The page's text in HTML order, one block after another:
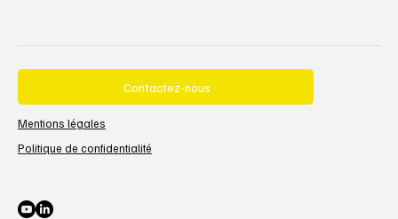
Contactez-nous
Mentions légales
Politique de confidentialité